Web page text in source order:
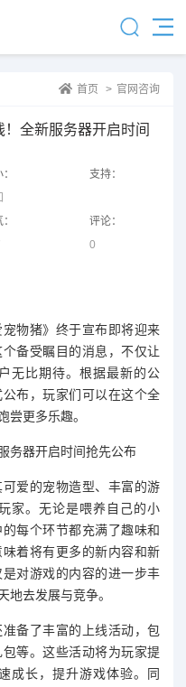
首页 > 官网咨询
全新服务器开启时间
支持：
评论：
0
物猪》终于宣布即将迎来
备受瞩目的消息，不仅让
无比期待。根据最新的公
布，玩家们可以在这个全
尝更多乐趣。
可爱的宠物造型、丰富的游
家。无论是喂养自己的小
每个环节都充满了趣味和
着将有更多的新内容和新
对游戏的内容的进一步丰
地去发展与竞争。
备了丰富的上线活动，包
等。这些活动将为玩家提
成长，提升游戏体验。同